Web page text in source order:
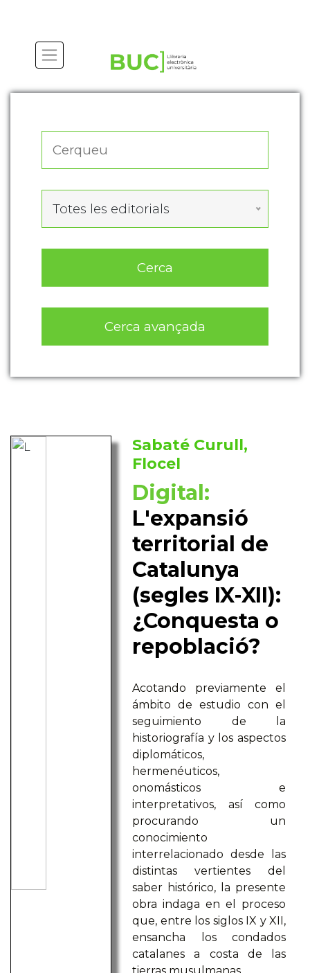
Totes les editorials
Cerca
Cerca avançada
Sabaté Curull,
Flocel
Digital:
L'expansió
territorial de
Catalunya
(segles IX-XII):
¿Conquesta o
repoblació?
Acotando previamente el
ámbito de estudio con el
seguimiento de la
historiografía y los aspectos
diplomáticos,
hermenéuticos,
onomásticos e
interpretativos, así como
procurando un
conocimiento
interrelacionado desde las
distintas vertientes del
saber histórico, la presente
obra indaga en el proceso
que, entre los siglos IX y XII,
ensancha los condados
catalanes a costa de las